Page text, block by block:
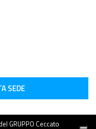
SEDE
GRUPPO Ceccato